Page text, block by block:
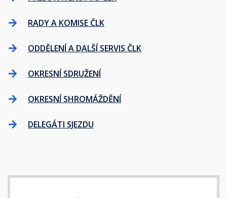
RADY A KOMISE ČLK
ODDĚLENÍ A DALŠÍ SERVIS ČLK
OKRESNÍ SDRUŽENÍ
OKRESNÍ SHROMÁŽDĚNÍ
DELEGÁTI SJEZDU